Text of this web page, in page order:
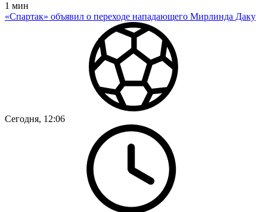
1 мин
«Спартак» объявил о переходе нападающего Мирлинда Даку
Сегодня, 12:06